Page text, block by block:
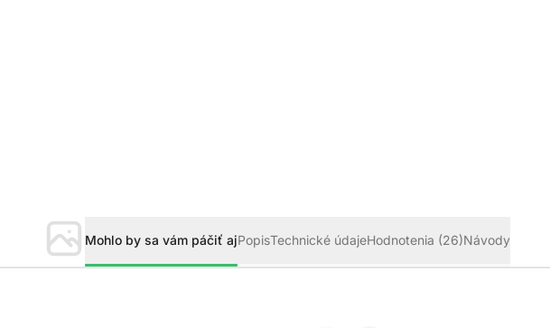
Mohlo by sa vám páčiť ajPopisTechnické údajeHodnotenia (26)Návody